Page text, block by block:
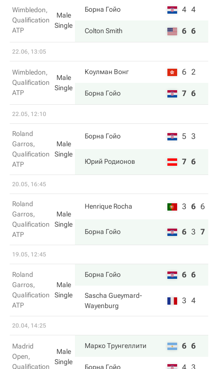
Wimbledon,
Qualification
ATP
Male
Single
Борна Гойо 4 4
Colton Smith 6 6
22.06, 13:05
Wimbledon,
Qualification
ATP
Male
Single
Коулман Вонг 6 2
Борна Гойо 7 6
22.05, 12:10
Roland
Garros,
Qualification
ATP
Male
Single
Борна Гойо 5 3
Юрий Родионов 7 6
20.05, 16:45
Roland
Garros,
Qualification
ATP
Male
Single
Henrique Rocha 3 6 6
Борна Гойо 6 3 7
19.05, 12:45
Roland
Garros,
Qualification
ATP
Male
Single
Борна Гойо 6 6
Sascha Gueymard-
Wayenburg
3 4
20.04, 14:25
Madrid
Open,
Qualification
Male
Single
Марко Трунгеллити 6 6
Борна Гойо